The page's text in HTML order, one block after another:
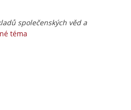
společenských věd a
téma